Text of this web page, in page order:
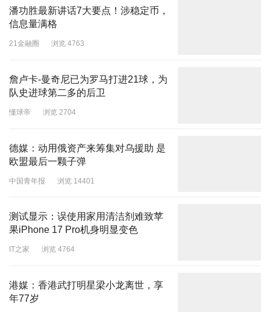
潘功胜最新讲话7大要点！涉稳定币，
信息量满格
21金融圈 浏览 4763
詹卢卡-曼奇尼已为罗马打进21球，为
队史进球第二多的后卫
懂球帝 浏览 2704
德媒：动用俄资产来筹集对乌援助 是
欧盟最后一颗子弹
中国青年报 浏览 14401
测试显示：误使用家用清洁剂难致苹
果iPhone 17 Pro机身明显变色
IT之家 浏览 4764
港媒：香港武打明星梁小龙离世，享
年77岁